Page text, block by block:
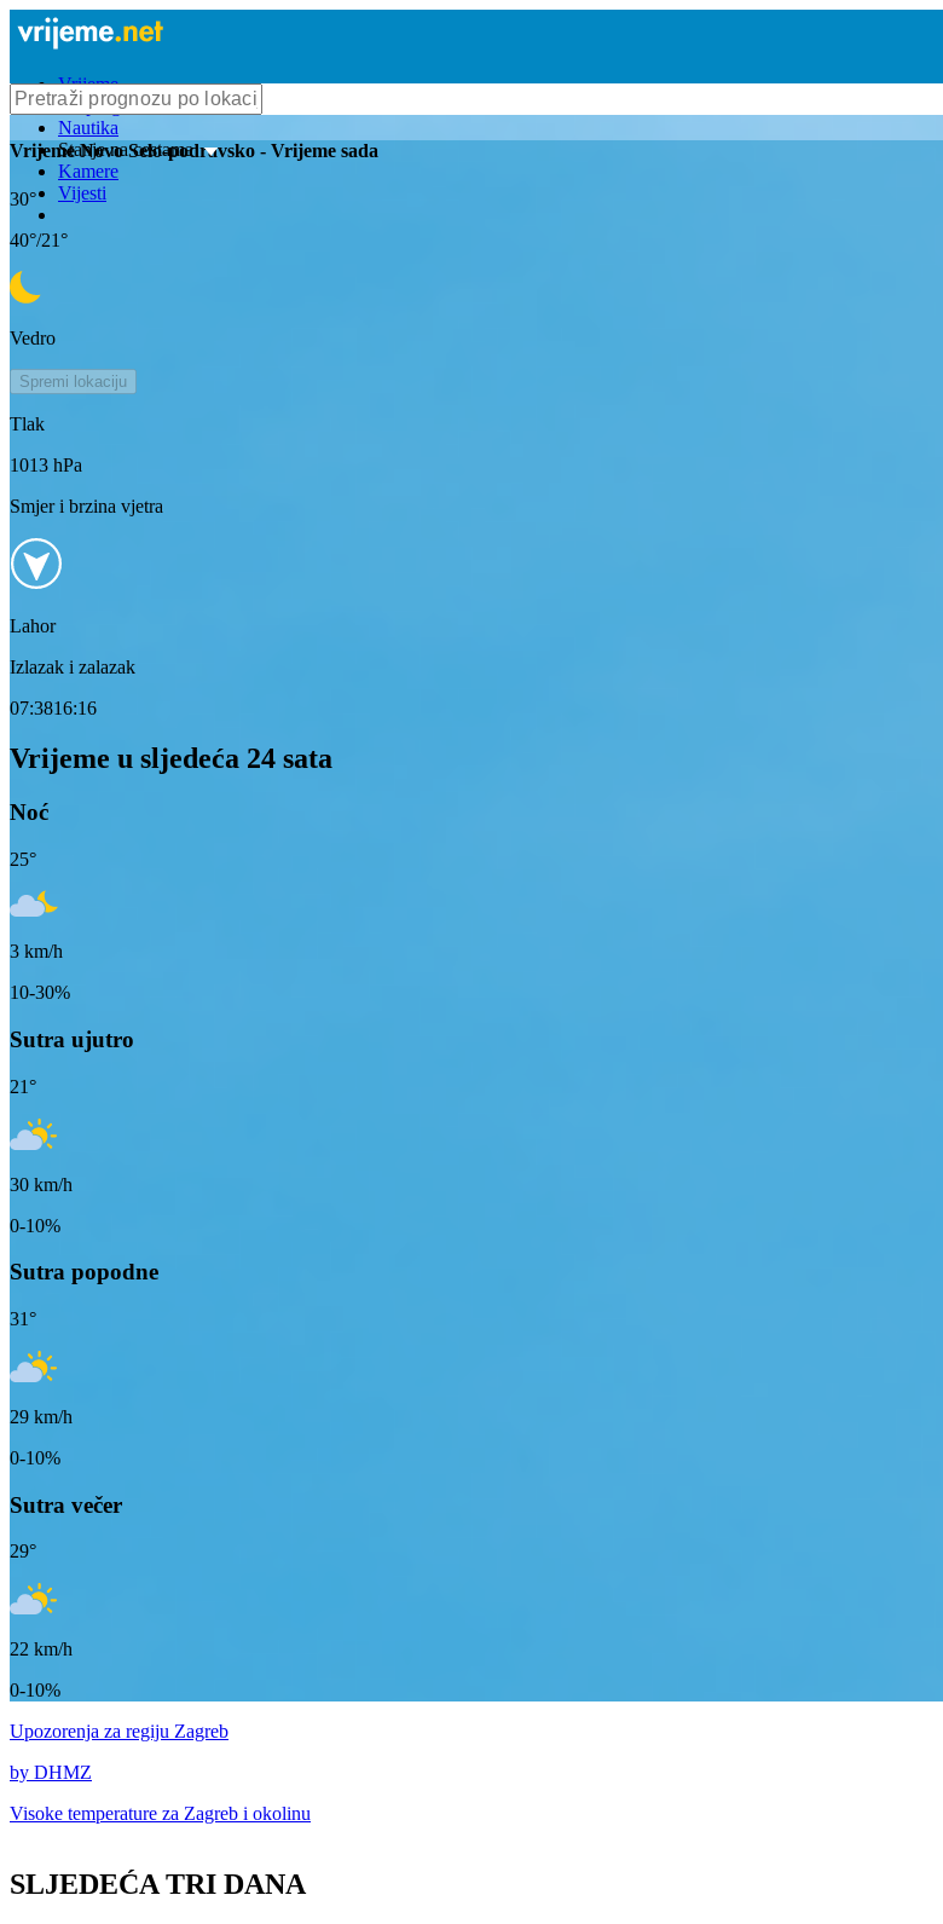
Vrijeme
Bioprognoza
Nautika
Stanje na cestama
Kamere
Vijesti
VrijemeNovo Selo-podravsko - Vrijeme sada
30°
40°/21°
Vedro
Spremi lokaciju
Tlak
1013 hPa
Smjer i brzina vjetra
Lahor
Izlazak i zalazak
07:3816:16
Vrijeme u sljedeća 24 sata
Noć
25°
3 km/h
10-30%
Sutra ujutro
21°
30 km/h
0-10%
Sutra popodne
31°
29 km/h
0-10%
Sutra večer
29°
22 km/h
0-10%
Upozorenja za regiju Zagreb
by DHMZ
Visoke temperature za Zagreb i okolinu
SLJEDEĆA TRI DANA